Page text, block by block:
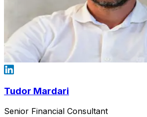
Tudor Mardari
Senior Financial Consultant